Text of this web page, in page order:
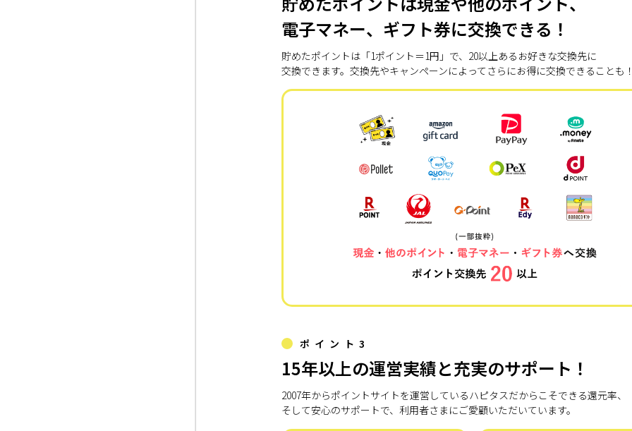
電子マネー、ギフト券に交換できる！
貯めたポイントは「1ポイント＝1円」で、20以上あるお好きな交換先に
交換できます。交換先やキャンペーンによってさらにお得に交換できることも
ポイント3
15年以上の運営実績と充実のサポート！
2007年からポイントサイトを運営しているハピタスだからこそできる還元率、
そして安心のサポートで、利用者さまにご愛顧いただいています。